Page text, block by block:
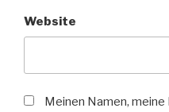
Website
Meinen Namen,